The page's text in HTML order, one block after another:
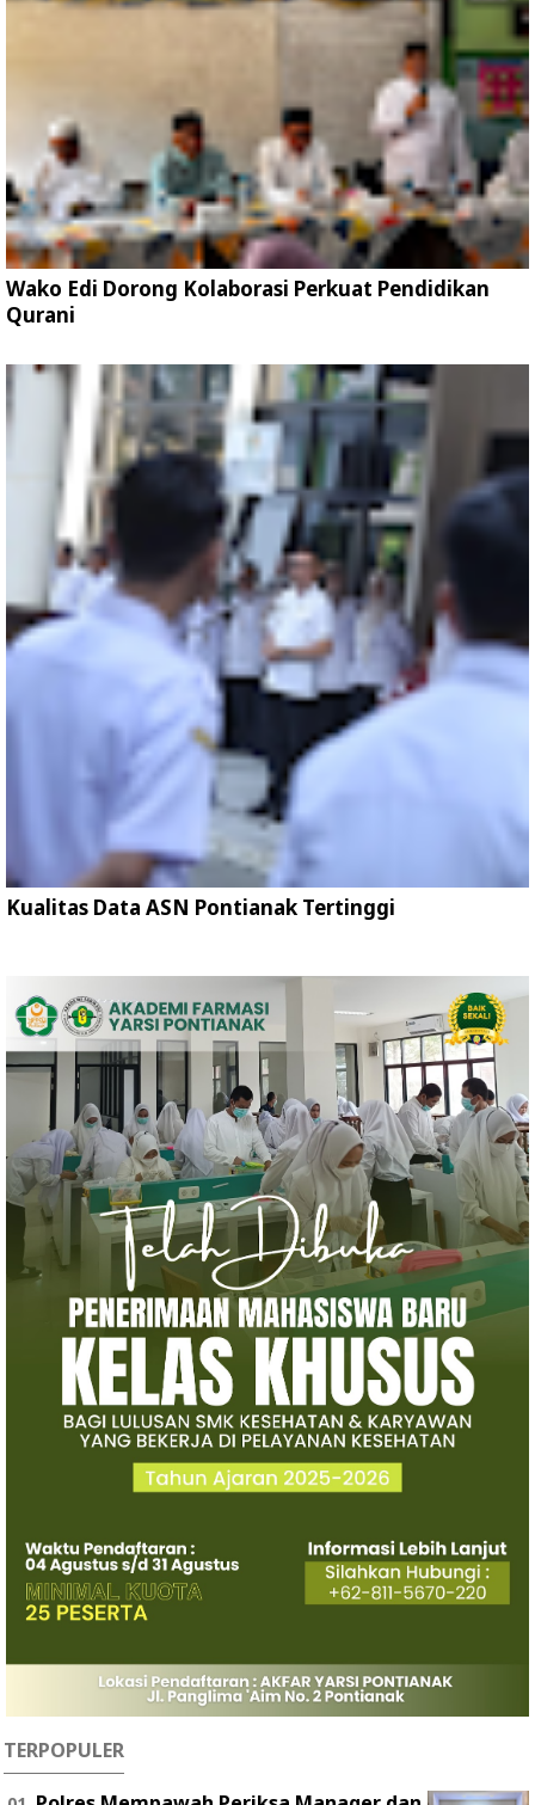
Wako Edi Dorong Kolaborasi Perkuat Pendidikan
Qurani
Kualitas Data ASN Pontianak Tertinggi
TERPOPULER